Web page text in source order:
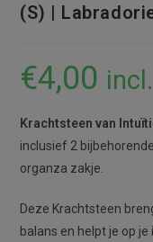
(S) |
€4,00
Krachtsteen van
inclusief 2
organza zakje.
Deze Krachtsteen
balans en helpt je op